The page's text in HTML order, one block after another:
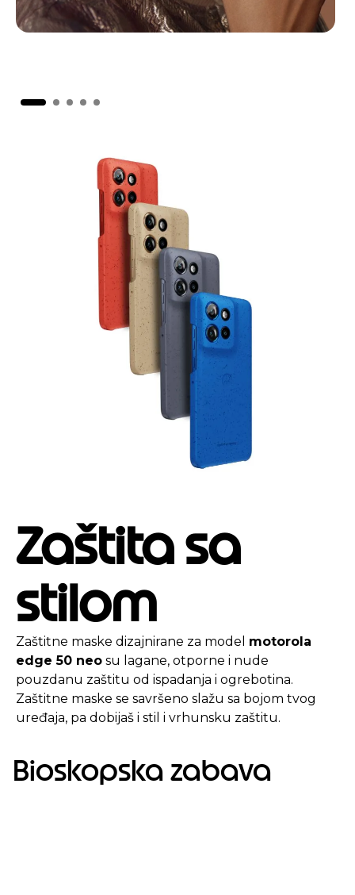
Zaštita sa
stilom
Zaštitne maske dizajnirane za model motorola
edge 50 neo su lagane, otporne i nude
pouzdanu zaštitu od ispadanja i ogrebotina.
Zaštitne maske se savršeno slažu sa bojom tvog
uređaja, pa dobijaš i stil i vrhunsku zaštitu.
Bioskopska zabava